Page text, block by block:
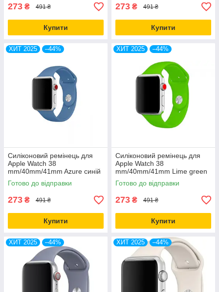
273 ₴ 491 ₴
Купити
273 ₴ 491 ₴
Купити
ХИТ 2025 –44%
Силіконовий ремінець для
Apple Watch 38
mm/40mm/41mm Azure синій
Готово до відправки
273 ₴ 491 ₴
Купити
ХИТ 2025 –44%
Силіконовий ремінець для
Apple Watch 38
mm/40mm/41mm Lime green
салатовий
Готово до відправки
273 ₴ 491 ₴
Купити
ХИТ 2025 –44% ХИТ 2025 –44%